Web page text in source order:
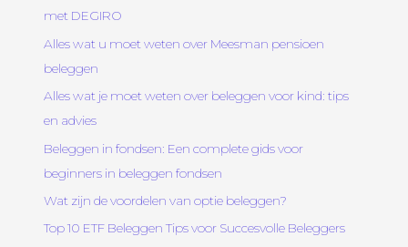
met DEGIRO
Alles wat u moet weten over Meesman pensioen
beleggen
Alles wat je moet weten over beleggen voor kind: tips
en advies
Beleggen in fondsen: Een complete gids voor
beginners in beleggen fondsen
Wat zijn de voordelen van optie beleggen?
Top 10 ETF Beleggen Tips voor Succesvolle Beleggers